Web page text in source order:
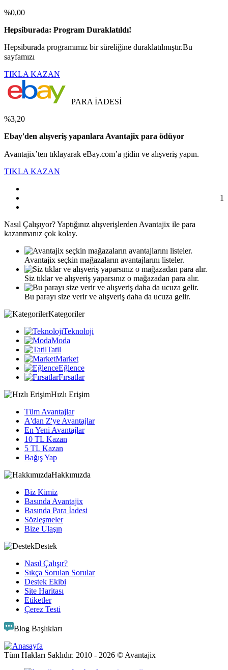
%0,00
Hepsiburada: Program Duraklatıldı!
Hepsiburada programımız bir süreliğine duraklatılmıştır.Bu
sayfamızı
TIKLA KAZAN
PARA İADESİ
%3,20
Ebay'den alışveriş yapanlara Avantajix para ödüyor
Avantajix’ten tıklayarak eBay.com’a gidin ve alışveriş yapın.
TIKLA KAZAN
1
Nasıl Çalışıyor?Yaptığınız alışverişlerden Avantajix ile para
kazanmanız çok kolay.
Avantajix seçkin mağazaların avantajlarını listeler.
Siz tıklar ve alışveriş yaparsınız o mağazadan para alır.
Bu parayı size verir ve alışveriş daha da ucuza gelir.
Kategoriler
Teknoloji
Moda
Tatil
Market
Eğlence
Fırsatlar
Hızlı Erişim
Tüm Avantajlar
A'dan Z'ye Avantajlar
En Yeni Avantajlar
10 TL Kazan
5 TL Kazan
Bağış Yap
Hakkımızda
Biz Kimiz
Basında Avantajix
Basında Para İadesi
Sözleşmeler
Bize Ulaşın
Destek
Nasıl Çalışır?
Sıkça Sorulan Sorular
Destek Ekibi
Site Haritası
Etiketler
Çerez Testi
Blog Başlıkları
Tüm Hakları Saklıdır. 2010 - 2026 © Avantajix